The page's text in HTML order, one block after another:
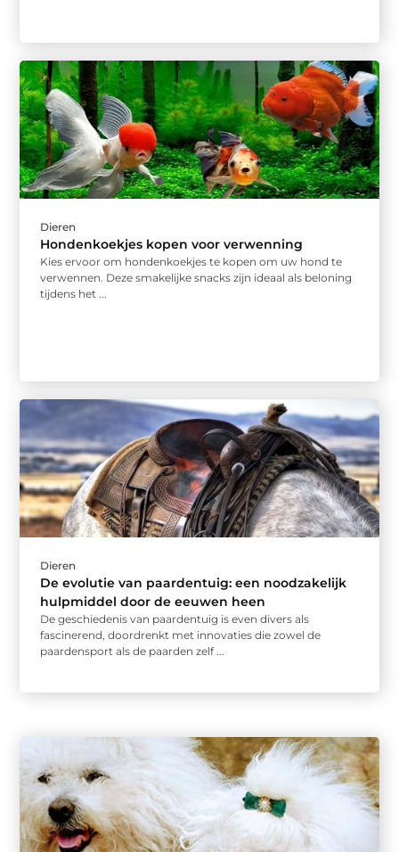
Dieren
Hondenkoekjes kopen voor verwenning
Kies ervoor om hondenkoekjes te kopen om uw hond te
verwennen. Deze smakelijke snacks zijn ideaal als beloning
tijdens het ...
Dieren
De evolutie van paardentuig: een noodzakelijk
hulpmiddel door de eeuwen heen
De geschiedenis van paardentuig is even divers als
fascinerend, doordrenkt met innovaties die zowel de
paardensport als de paarden zelf ...